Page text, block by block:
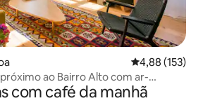
4,88 de uma
4,88 (153)
ao Bairro Alto com ar-
com café da manhã